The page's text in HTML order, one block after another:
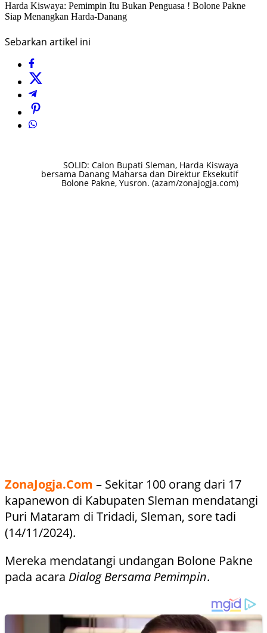
Harda Kiswaya: Pemimpin Itu Bukan Penguasa ! Bolone Pakne
Siap Menangkan Harda-Danang
Sebarkan artikel ini
SOLID: Calon Bupati Sleman, Harda Kiswaya
bersama Danang Maharsa dan Direktur Eksekutif
Bolone Pakne, Yusron. (azam/zonajogja.com)
ZonaJogja.Com – Sekitar 100 orang dari 17
kapanewon di Kabupaten Sleman mendatangi
Puri Mataram di Tridadi, Sleman, sore tadi
(14/11/2024).
Mereka mendatangi undangan Bolone Pakne
pada acara Dialog Bersama Pemimpin.